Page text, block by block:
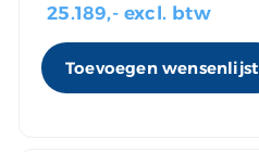
25.189,- excl. btw
Toevoegen wensenlijst